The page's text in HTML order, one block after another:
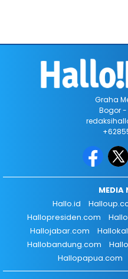
Graha
Bogor
MEDIA
Hallo.id
Hallopresiden.com
Hallojabar.com
Hallobandung.com
Hallopapua.com